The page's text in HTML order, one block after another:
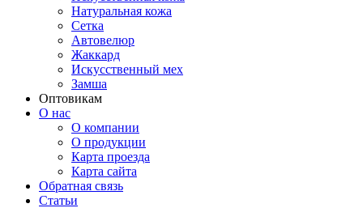
Натуральная кожа
Сетка
Автовелюр
Жаккард
Искусственный мех
Замша
Оптовикам
О нас
О компании
О продукции
Карта проезда
Карта сайта
Обратная связь
Статьи